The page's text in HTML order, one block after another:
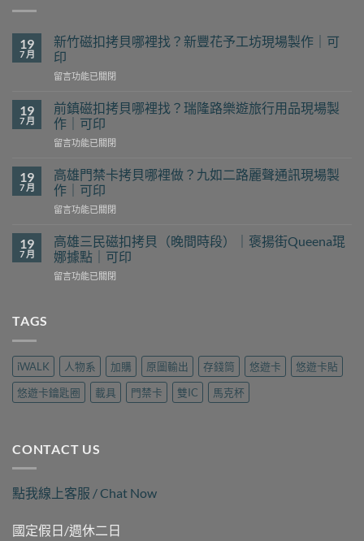
19
7 月
新竹磁扣拷貝哪裡找？新豐花予工坊現場製作｜可
印
在
竹
磁
扣
拷
哪
裡
找？
新
花
予
坊
印〉
中
留言功能已關閉
19
7 月
前鎮磁扣拷貝哪裡找？瑞隆路樂遊旅行用品現場製
作｜可印
在
鎮
磁
扣
拷
哪
裡
找？
瑞
用
品
現
作
印〉
中
留言功能已關閉
19
7 月
高雄門禁卡拷貝哪裡做？九如二路麗聲通訊現場製
作｜可印
在
雄
門
禁
卡
九
如
二
路
通
訊
場
製
｜
留言功能已關閉
19
7 月
高雄三民磁扣拷貝（晚間時段）｜褒揚街Queena琨
娜據點｜可印
在
扣
貝
（晚
｜
街
琨
娜
留言功能已關閉
TAGS
iWALK 人物系 加購 原圖輸出 存錢筒 悠遊卡
悠遊卡貼
悠遊卡鑰匙圈
載具 門禁卡 雙IC 馬克杯
CONTACT US
點我線上客服 / Chat Now
國定假日/週休二日